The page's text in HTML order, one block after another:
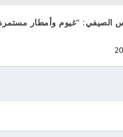
الصيفي: “غيوم وأمطار